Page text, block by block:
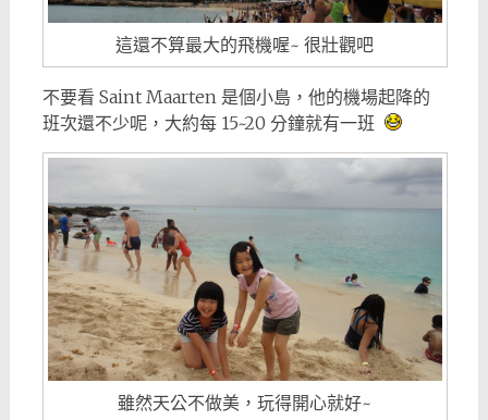
這還不算最大的飛機喔~ 很壯觀吧
不要看 Saint Maarten 是個小島，他的機場起降的
班次還不少呢，大約每 15~20 分鐘就有一班
雖然天公不做美，玩得開心就好~